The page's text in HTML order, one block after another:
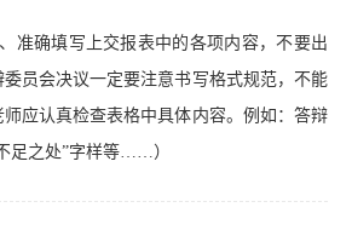
准确填写上交报表中的各项内容，不要出
员会决议一定要注意书写格式规范，不能
应认真检查表格中具体内容。例如：答辩
足之处”字样等……）